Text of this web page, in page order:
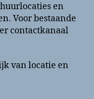
en
Voor bestaande
contactkanaal
van locatie en